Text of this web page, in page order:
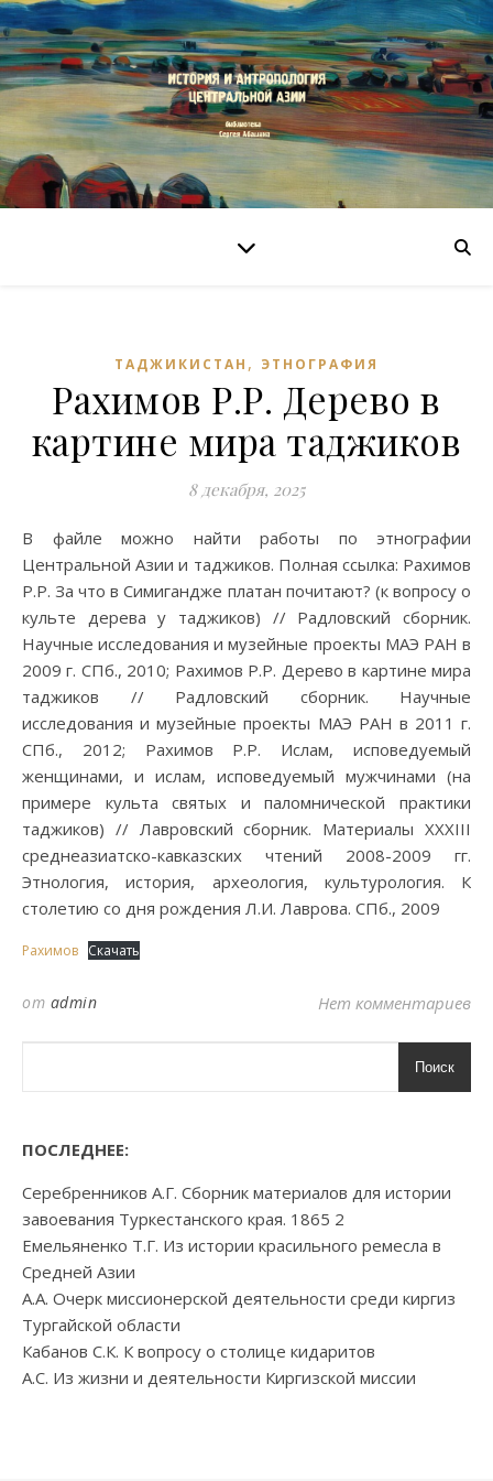
ТАДЖИКИСТАН , ЭТНОГРАФИЯ
Рахимов Р.Р. Дерево в
картине мира таджиков
8 декабря, 2025
В файле можно найти работы по этнографии
Центральной Азии и таджиков. Полная ссылка: Рахимов
Р.Р. За что в Симигандже платан почитают? (к вопросу о
культе дерева у таджиков) // Радловский сборник.
Научные исследования и музейные проекты МАЭ РАН в
2009 г. СПб., 2010; Рахимов Р.Р. Дерево в картине мира
таджиков // Радловский сборник. Научные
исследования и музейные проекты МАЭ РАН в 2011 г.
СПб., 2012; Рахимов Р.Р. Ислам, исповедуемый
женщинами, и ислам, исповедуемый мужчинами (на
примере культа святых и паломнической практики
таджиков) // Лавровский сборник. Материалы XXXIII
среднеазиатско-кавказских чтений 2008-2009 гг.
Этнология, история, археология, культурология. К
столетию со дня рождения Л.И. Лаврова. СПб., 2009
Рахимов Скачать
от admin Нет комментариев
Поиск
ПОСЛЕДНЕЕ:
Серебренников А.Г. Сборник материалов для истории
завоевания Туркестанского края. 1865 2
Емельяненко Т.Г. Из истории красильного ремесла в
Средней Азии
А.А. Очерк миссионерской деятельности среди киргиз
Тургайской области
Кабанов С.К. К вопросу о столице кидаритов
А.С. Из жизни и деятельности Киргизской миссии